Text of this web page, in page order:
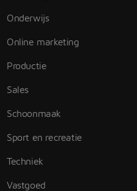
Onderwijs
Online marketing
Productie
Sales
Schoonmaak
Sport en recreatie
Techniek
Vastgoed